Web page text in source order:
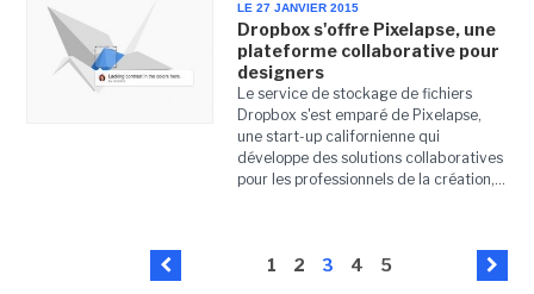
LE 27 JANVIER 2015
Dropbox s'offre Pixelapse, une
plateforme collaborative pour
designers
Le service de stockage de fichiers
Dropbox s'est emparé de Pixelapse,
une start-up californienne qui
développe des solutions collaboratives
pour les professionnels de la création,...
1 2 3 4 5